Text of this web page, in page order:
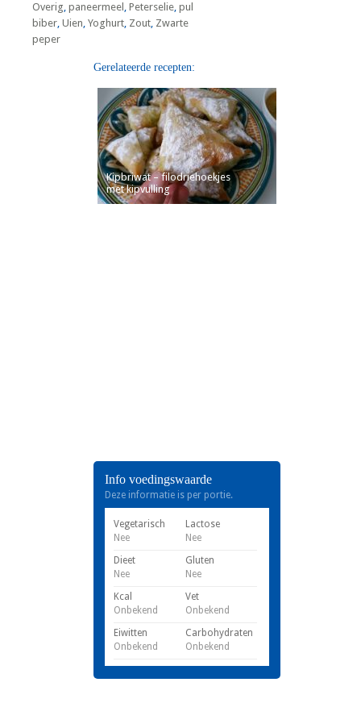
Overig,paneermeel ,Peterselie,pul
biber,Uien,Yoghurt, Zout, Zwarte
peper
Gerelateerde recepten:
Kipbriwat – filodriehoekjes
met kipvulling
Info voedingswaarde
Deze informatie is per portie.
Vegetarisch
Nee
Lactose
Nee
Dieet
Nee
Gluten
Nee
Kcal
Onbekend
Vet
Onbekend
Eiwitten
Onbekend
Carbohydraten
Onbekend